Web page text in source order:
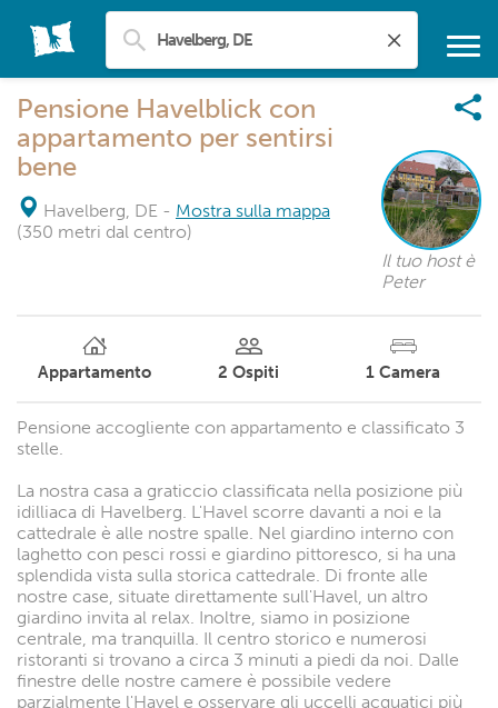
Pensione Havelblick con
appartamento per sentirsi
bene
Havelberg, DE - Mostra sulla mappa
(350 metri dal centro)
Il tuo host è
Peter
Appartamento 2 Ospiti 1 Camera
Pensione accogliente con appartamento e classificato 3
stelle.
La nostra casa a graticcio classificata nella posizione più
idilliaca di Havelberg. L'Havel scorre davanti a noi e la
cattedrale è alle nostre spalle. Nel giardino interno con
laghetto con pesci rossi e giardino pittoresco, si ha una
splendida vista sulla storica cattedrale. Di fronte alle
nostre case, situate direttamente sull'Havel, un altro
giardino invita al relax. Inoltre, siamo in posizione
centrale, ma tranquilla. Il centro storico e numerosi
ristoranti si trovano a circa 3 minuti a piedi da noi. Dalle
finestre delle nostre camere è possibile vedere
parzialmente l'Havel e osservare gli uccelli acquatici più